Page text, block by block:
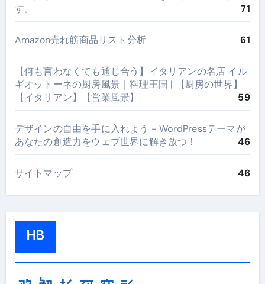
す。
71
Amazon売れ筋商品リスト分析 61
【何も言わなくても通じ合う】イタリアンの名店 イル
ギオットーネの厨房風景｜料理王国 | 【厨房の世界】
【イタリアン】【営業風景】
59
デザインの自由を手に入れよう - WordPressテーマが
あなたの創造力をウェブ世界に解き放つ！
46
サイトマップ 46
HB